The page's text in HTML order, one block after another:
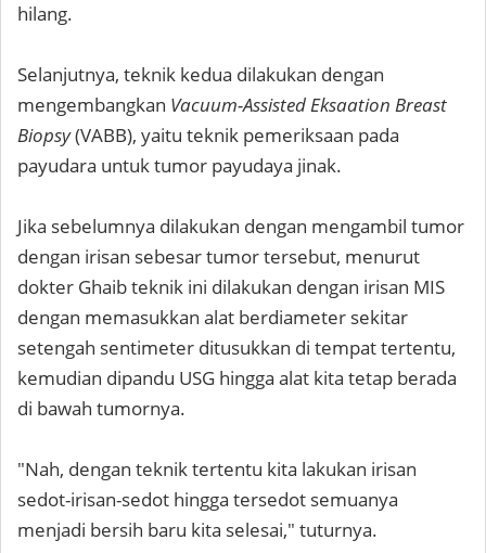
hilang.
Selanjutnya, teknik kedua dilakukan dengan
mengembangkan Vacuum-Assisted Eksaation Breast
Biopsy(VABB), yaitu teknik pemeriksaan pada
payudara untuk tumor payudaya jinak.
Jika sebelumnya dilakukan dengan mengambil tumor
dengan irisan sebesar tumor tersebut, menurut
dokter Ghaib teknik ini dilakukan dengan irisan MIS
dengan memasukkan alat berdiameter sekitar
setengah sentimeter ditusukkan di tempat tertentu,
kemudian dipandu USG hingga alat kita tetap berada
di bawah tumornya.
"Nah, dengan teknik tertentu kita lakukan irisan
sedot-irisan-sedot hingga tersedot semuanya
menjadi bersih baru kita selesai," tuturnya.